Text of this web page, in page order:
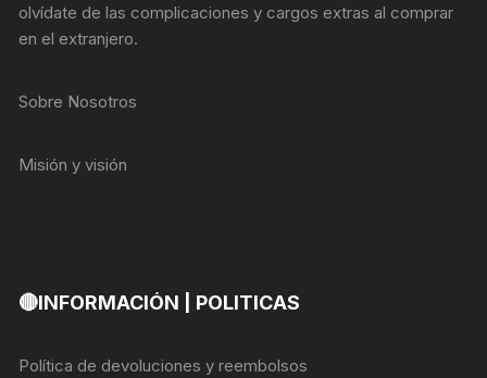
olvídate de las complicaciones y cargos extras al comprar
en el extranjero.
Sobre Nosotros
Misión y visión
🔴INFORMACIÓN | POLITICAS
Política de devoluciones y reembolsos